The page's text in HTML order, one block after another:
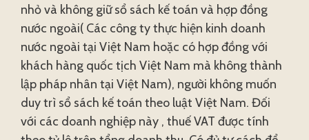
nhỏ và không giữ sổ sách kế toán và hợp đồng
nước ngoài( Các công ty thực hiện kinh doanh
nước ngoài tại Việt Nam hoặc có hợp đồng với
khách hàng quốc tịch Việt Nam mà không thành
lập pháp nhân tại Việt Nam), người không muốn
duy trì sổ sách kế toán theo luật Việt Nam. Đối
với các doanh nghiệp này , thuế VAT được tính